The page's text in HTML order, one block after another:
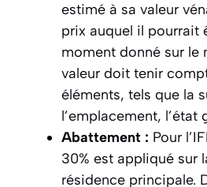
estimé à sa valeur
prix auquel il pourrait
moment donné sur le
valeur doit tenir
éléments, tels que la
l’emplacement, l’état
Abattement : Pour
30% est appliqué sur
résidence principale.